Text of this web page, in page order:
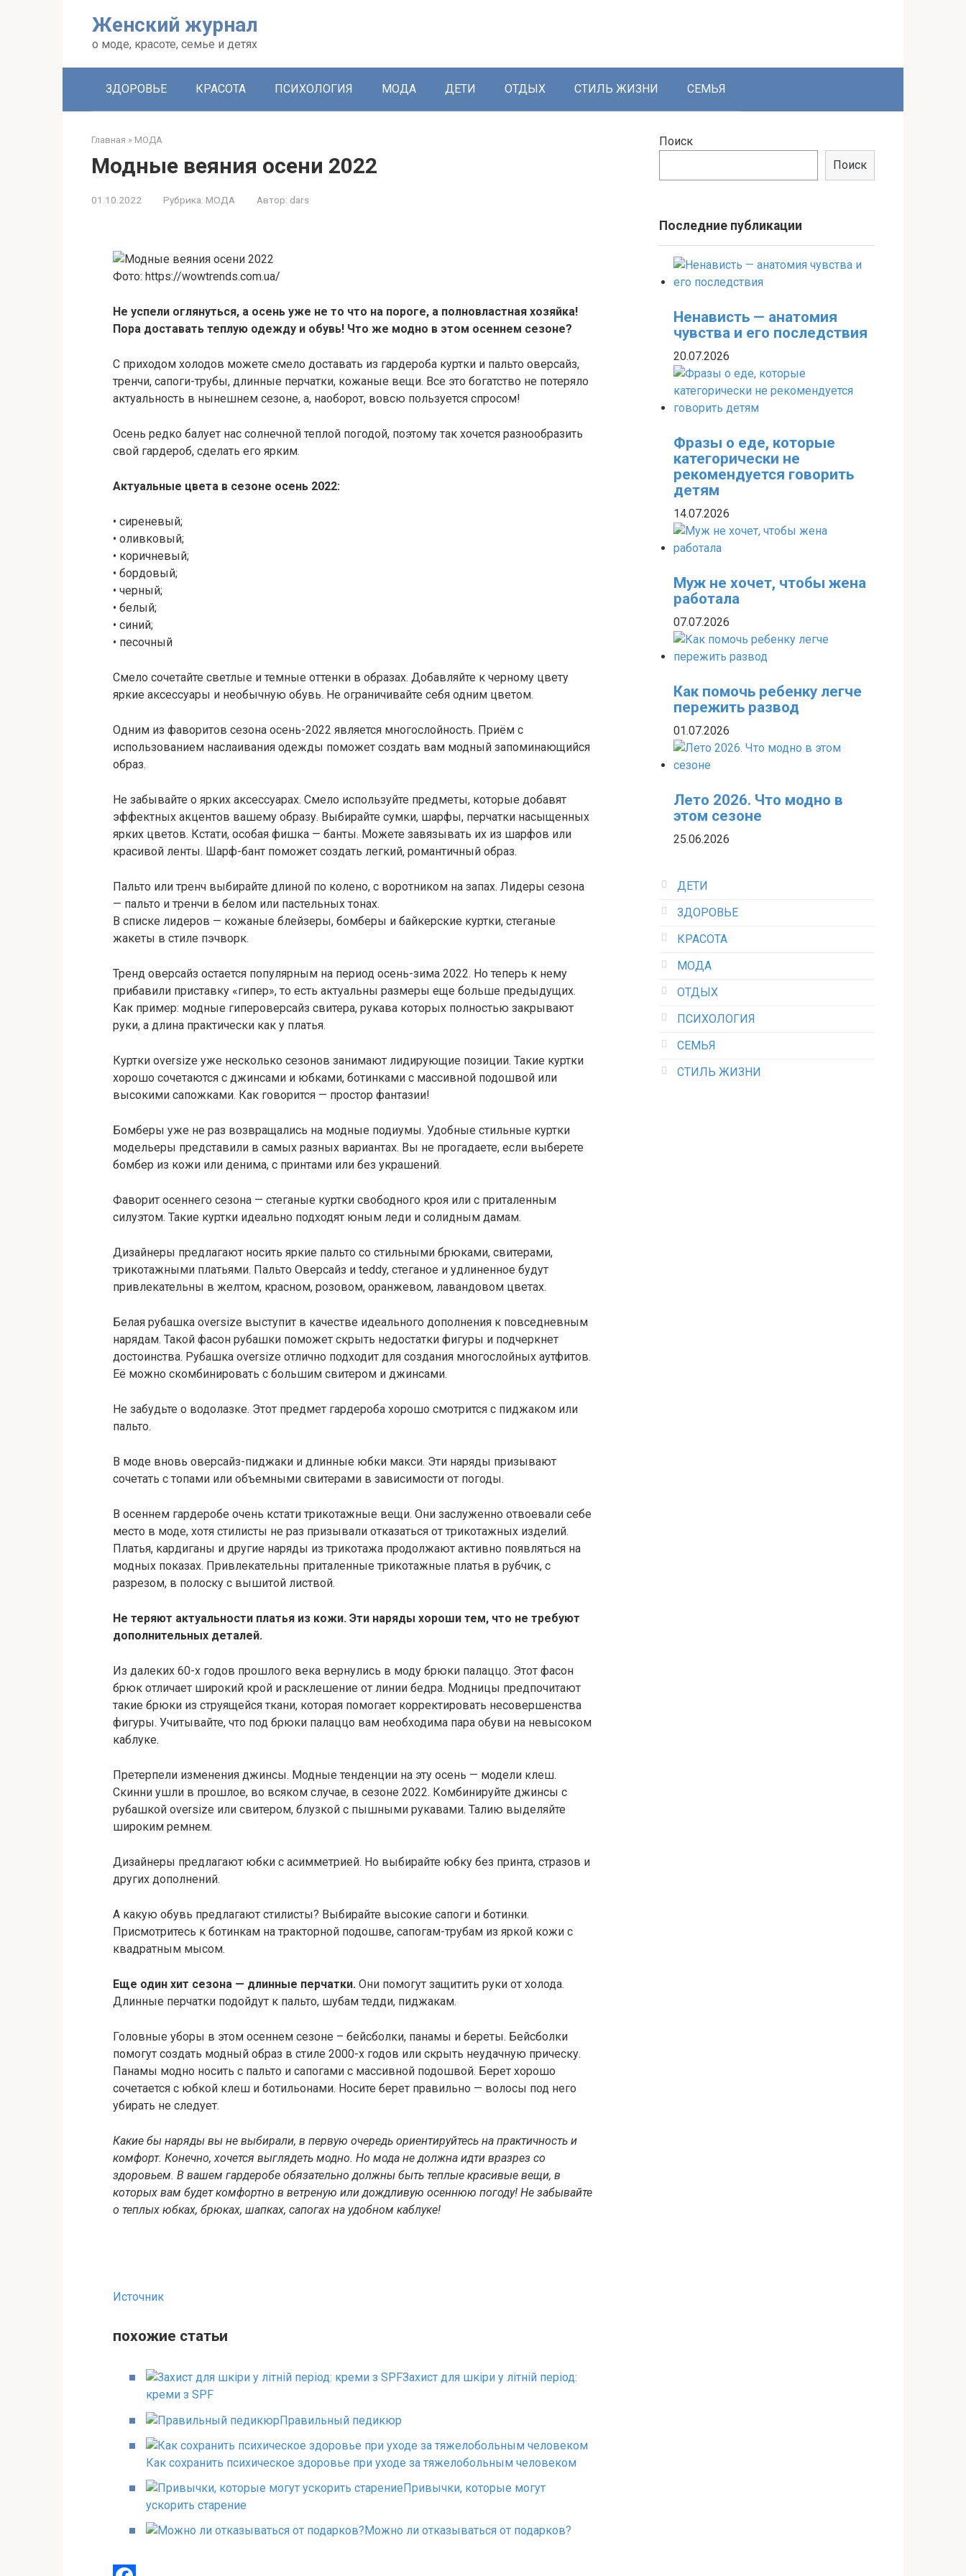
Женский журнал
о моде, красоте, семье и детях
ЗДОРОВЬЕ КРАСОТА ПСИХОЛОГИЯ МОДА ДЕТИ ОТДЫХ СТИЛЬ ЖИЗНИ СЕМЬЯ
Главная » МОДА
Модные веяния осени 2022
01.10.2022 Рубрика: МОДА Автор: dars
Фото: https://wowtrends.com.ua/
Не успели оглянуться, а осень уже не то что на пороге, а полновластная хозяйка!
Пора доставать теплую одежду и обувь! Что же модно в этом осеннем сезоне?
С приходом холодов можете смело доставать из гардероба куртки и пальто оверсайз,
тренчи, сапоги-трубы, длинные перчатки, кожаные вещи. Все это богатство не потеряло
актуальность в нынешнем сезоне, а, наоборот, вовсю пользуется спросом!
Осень редко балует нас солнечной теплой погодой, поэтому так хочется разнообразить
свой гардероб, сделать его ярким.
Актуальные цвета в сезоне осень 2022:
• сиреневый;
• оливковый;
• коричневый;
• бордовый;
• черный;
• белый;
• синий;
• песочный
Смело сочетайте светлые и темные оттенки в образах. Добавляйте к черному цвету
яркие аксессуары и необычную обувь. Не ограничивайте себя одним цветом.
Одним из фаворитов сезона осень-2022 является многослойность. Приём с
использованием наслаивания одежды поможет создать вам модный запоминающийся
образ.
Не забывайте о ярких аксессуарах. Смело используйте предметы, которые добавят
эффектных акцентов вашему образу. Выбирайте сумки, шарфы, перчатки насыщенных
ярких цветов. Кстати, особая фишка — банты. Можете завязывать их из шарфов или
красивой ленты. Шарф-бант поможет создать легкий, романтичный образ.
Пальто или тренч выбирайте длиной по колено, с воротником на запах. Лидеры сезона
— пальто и тренчи в белом или пастельных тонах.
В списке лидеров — кожаные блейзеры, бомберы и байкерские куртки, стеганые
жакеты в стиле пэчворк.
Тренд оверсайз остается популярным на период осень-зима 2022. Но теперь к нему
прибавили приставку «гипер», то есть актуальны размеры еще больше предыдущих.
Как пример: модные гипероверсайз свитера, рукава которых полностью закрывают
руки, а длина практически как у платья.
Куртки oversize уже несколько сезонов занимают лидирующие позиции. Такие куртки
хорошо сочетаются с джинсами и юбками, ботинками с массивной подошвой или
высокими сапожками. Как говорится — простор фантазии!
Бомберы уже не раз возвращались на модные подиумы. Удобные стильные куртки
модельеры представили в самых разных вариантах. Вы не прогадаете, если выберете
бомбер из кожи или денима, с принтами или без украшений.
Фаворит осеннего сезона — стеганые куртки свободного кроя или с приталенным
силуэтом. Такие куртки идеально подходят юным леди и солидным дамам.
Дизайнеры предлагают носить яркие пальто со стильными брюками, свитерами,
трикотажными платьями. Пальто Оверсайз и teddy, стеганое и удлиненное будут
привлекательны в желтом, красном, розовом, оранжевом, лавандовом цветах.
Белая рубашка oversize выступит в качестве идеального дополнения к повседневным
нарядам. Такой фасон рубашки поможет скрыть недостатки фигуры и подчеркнет
достоинства. Рубашка oversize отлично подходит для создания многослойных аутфитов.
Её можно скомбинировать с большим свитером и джинсами.
Не забудьте о водолазке. Этот предмет гардероба хорошо смотрится с пиджаком или
пальто.
В моде вновь оверсайз-пиджаки и длинные юбки макси. Эти наряды призывают
сочетать с топами или объемными свитерами в зависимости от погоды.
В осеннем гардеробе очень кстати трикотажные вещи. Они заслуженно отвоевали себе
место в моде, хотя стилисты не раз призывали отказаться от трикотажных изделий.
Платья, кардиганы и другие наряды из трикотажа продолжают активно появляться на
модных показах. Привлекательны приталенные трикотажные платья в рубчик, с
разрезом, в полоску с вышитой листвой.
Не теряют актуальности платья из кожи. Эти наряды хороши тем, что не требуют
дополнительных деталей.
Из далеких 60-х годов прошлого века вернулись в моду брюки палаццо. Этот фасон
брюк отличает широкий крой и расклешение от линии бедра. Модницы предпочитают
такие брюки из струящейся ткани, которая помогает корректировать несовершенства
фигуры. Учитывайте, что под брюки палаццо вам необходима пара обуви на невысоком
каблуке.
Претерпели изменения джинсы. Модные тенденции на эту осень — модели клеш.
Скинни ушли в прошлое, во всяком случае, в сезоне 2022. Комбинируйте джинсы с
рубашкой oversize или свитером, блузкой с пышными рукавами. Талию выделяйте
широким ремнем.
Дизайнеры предлагают юбки с асимметрией. Но выбирайте юбку без принта, стразов и
других дополнений.
А какую обувь предлагают стилисты? Выбирайте высокие сапоги и ботинки.
Присмотритесь к ботинкам на тракторной подошве, сапогам-трубам из яркой кожи с
квадратным мысом.
Еще один хит сезона — длинные перчатки. Они помогут защитить руки от холода.
Длинные перчатки подойдут к пальто, шубам тедди, пиджакам.
Головные уборы в этом осеннем сезоне – бейсболки, панамы и береты. Бейсболки
помогут создать модный образ в стиле 2000-х годов или скрыть неудачную прическу.
Панамы модно носить с пальто и сапогами с массивной подошвой. Берет хорошо
сочетается с юбкой клеш и ботильонами. Носите берет правильно — волосы под него
убирать не следует.
Какие бы наряды вы не выбирали, в первую очередь ориентируйтесь на практичность и
комфорт. Конечно, хочется выглядеть модно. Но мода не должна идти вразрез со
здоровьем. В вашем гардеробе обязательно должны быть теплые красивые вещи, в
которых вам будет комфортно в ветреную или дождливую осеннюю погоду! Не забывайте
о теплых юбках, брюках, шапках, сапогах на удобном каблуке!
Источник
похожие статьи
Захист для шкіри у літній період:
креми з SPF
Правильный педикюр
Как сохранить психическое здоровье при уходе за тяжелобольным человеком
Привычки, которые могут
ускорить старение
Можно ли отказываться от подарков?
Поиск
Поиск
Последние публикации
Ненависть — анатомия
чувства и его последствия
20.07.2026
Фразы о еде, которые
категорически не
рекомендуется говорить
детям
14.07.2026
Муж не хочет, чтобы жена
работала
07.07.2026
Как помочь ребенку легче
пережить развод
01.07.2026
Лето 2026. Что модно в
этом сезоне
25.06.2026
ДЕТИ
ЗДОРОВЬЕ
КРАСОТА
МОДА
ОТДЫХ
ПСИХОЛОГИЯ
СЕМЬЯ
СТИЛЬ ЖИЗНИ